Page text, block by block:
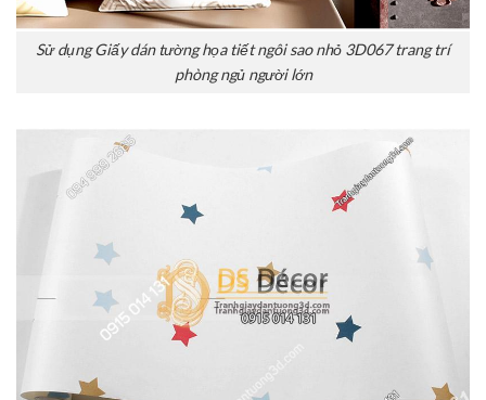
Sử dụng Giấy dán tường họa tiết ngôi sao nhỏ 3D067 trang trí
phòng ngủ người lớn